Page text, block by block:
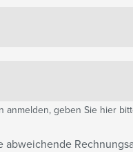
anmelden, geben Sie hier
abweichende